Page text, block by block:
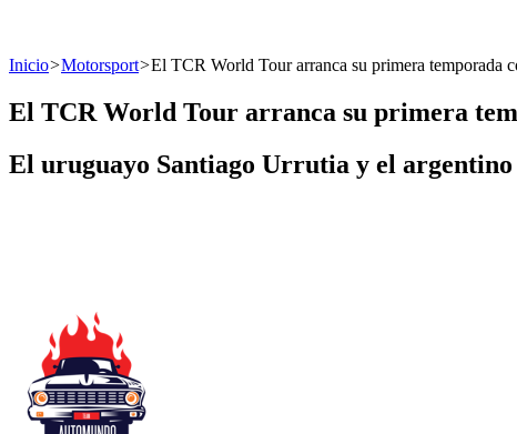
Inicio>Motorsport>El TCR World Tour arranca su primera temporada
El TCR World Tour arranca su primera
El uruguayo Santiago Urrutia y el